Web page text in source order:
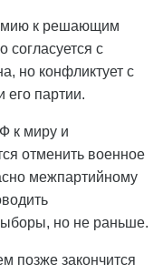
к решающим
с
но конфликтует с
его партии.
к миру и
отменить военное
межпартийному
но не раньше.
позже закончится